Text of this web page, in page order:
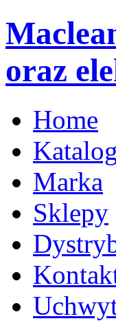
oraz
Home
Marka
Sklepy